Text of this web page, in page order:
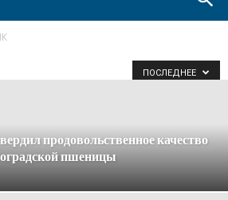
ПОСЛЕДНЕЕ
продовольственное качество
пшеницы